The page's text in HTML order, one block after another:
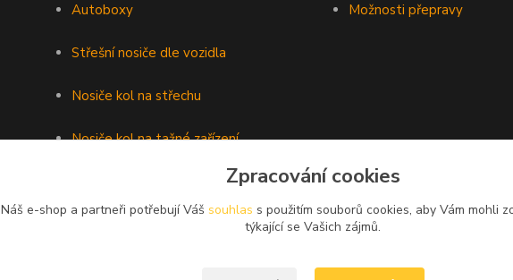
Autoboxy
Střešní nosiče dle vozidla
Nosiče kol na střechu
Nosiče kol na tažné zařízení
Možnosti přepravy
Zpracování cookies
Náš e-shop a partneři potřebují Váš souhlas s použitím souborů cookies, aby Vám mohli
týkající se Vašich zájmů.